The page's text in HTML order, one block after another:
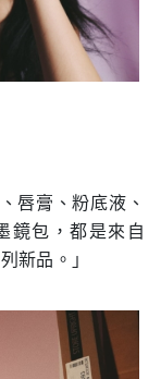
唇膏、粉底液、
鏡包，都是來自
新品。」